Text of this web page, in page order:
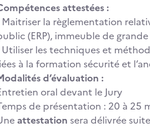
attestées :
Maitriser la règlementation
(ERP), immeuble de
Utiliser les techniques et
à la formation sécurité et
d’évaluation :
oral devant le Jury
de présentation : 20 à 25
attestation sera délivrée